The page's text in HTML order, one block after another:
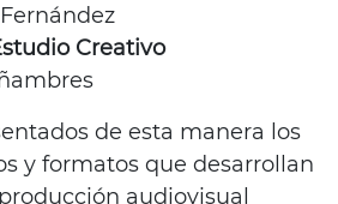
Creativo
de esta manera los
y formatos que desarrollan
audiovisual